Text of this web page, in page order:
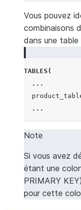
Vous pouvez
combinaisons
dans une table
TABLES (
...
...
Note
Si vous avez
étant une
PRIMARY
pour cette